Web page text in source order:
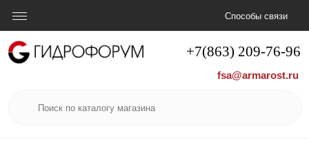
+7(863) 209-76-96
fsa@armarost.ru
Способы связи